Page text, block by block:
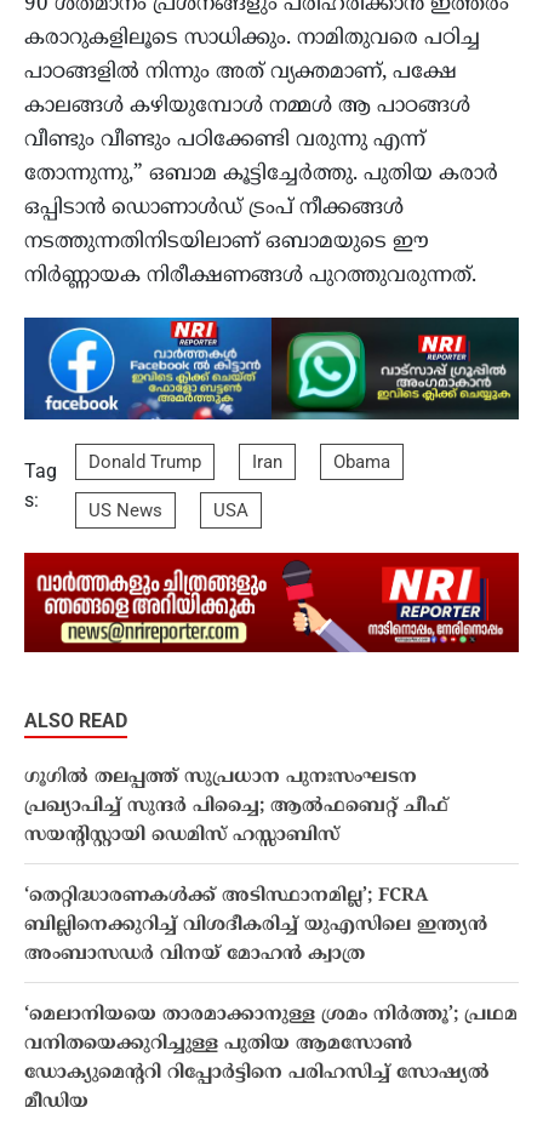
കരാറുകളിലൂടെ സാധിക്കും. നാമിതുവരെ പഠിച്ച
പാഠങ്ങളിൽ നിന്നും അത് വ്യക്തമാണ്, പക്ഷേ
കാലങ്ങൾ കഴിയുമ്പോൾ നമ്മൾ ആ പാഠങ്ങൾ
വീണ്ടും വീണ്ടും പഠിക്കേണ്ടി വരുന്നു എന്ന്
തോന്നുന്നു,” ഒബാമ കൂട്ടിച്ചേർത്തു. പുതിയ കരാർ
ഒപ്പിടാൻ ഡൊണാൾഡ് ട്രംപ് നീക്കങ്ങൾ
നടത്തുന്നതിനിടയിലാണ് ഒബാമയുടെ ഈ
നിർണ്ണായക നിരീക്ഷണങ്ങൾ പുറത്തുവരുന്നത്.
Tag
s:
Donald Trump Iran Obama
US News USA
ALSO READ
ഗൂഗിൽ തലപ്പത്ത് സുപ്രധാന പുനഃസംഘടന
പ്രഖ്യാപിച്ച് സുന്ദർ പിച്ചൈ; ആൽഫബെറ്റ് ചീഫ്
സയൻ്റിസ്റ്റായി ഡെമിസ് ഹസ്സാബിസ്
‘തെറ്റിദ്ധാരണകൾക്ക് അടിസ്ഥാനമില്ല’; FCRA
ബില്ലിനെക്കുറിച്ച് വിശദീകരിച്ച് യുഎസിലെ ഇന്ത്യൻ
അംബാസഡർ വിനയ് മോഹൻ ക്വാത്ര
‘മെലാനിയയെ താരമാക്കാനുള്ള ശ്രമം നിർത്തൂ’; പ്രഥമ
വനിതയെക്കുറിച്ചുള്ള പുതിയ ആമസോൺ
ഡോക്യുമെന്ററി റിപ്പോർട്ടിനെ പരിഹസിച്ച് സോഷ്യൽ
മീഡിയ